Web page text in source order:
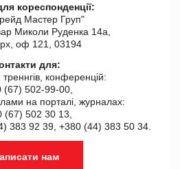
кореспонденції:
Мастер Груп"
Миколи Руденка 14а,
оф 121, 03194
для:
конференцій:
(67) 502-99-00,
на порталі, журналах:
(67) 502 30 13,
383 92 39, +380 (44) 383 50 34.
нам